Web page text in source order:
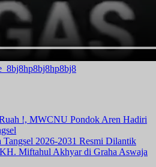
!, MWCNU Pondok Aren Hadiri
2026-2031 Resmi Dilantik
Miftahul Akhyar di Graha Aswaja